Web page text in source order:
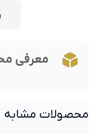
معرفی
محصولات مشابه